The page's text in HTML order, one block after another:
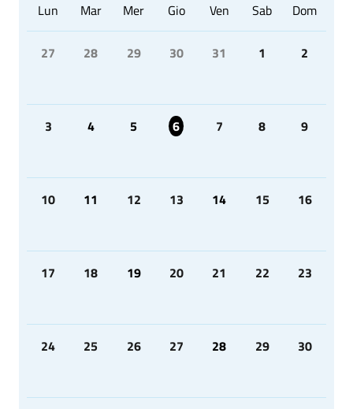
Lun Mar Mer Gio Ven Sab Dom
27 28 29 30 31 1 2
3 4 5 6 7 8 9
10 11 12 13 14 15 16
17 18 19 20 21 22 23
24 25 26 27 28 29 30